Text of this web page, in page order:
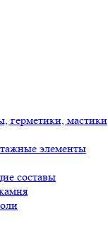
герметики, мастики
элементы
составы